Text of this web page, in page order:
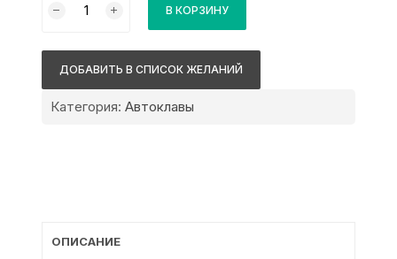
товара
В КОРЗИНУ
ДОБАВИТЬ В СПИСОК ЖЕЛАНИЙ
Категория:Автоклавы
ОПИСАНИЕ